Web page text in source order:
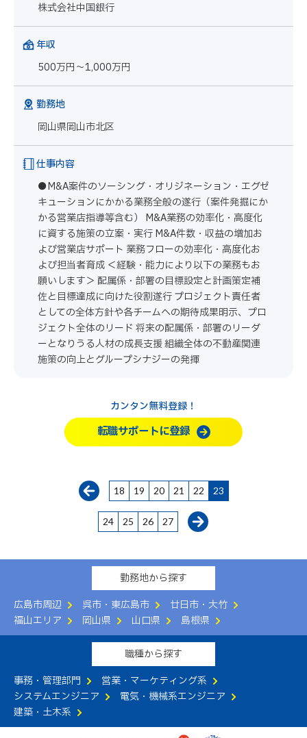
株式会社中国銀行
年収
500万円～1,000万円
勤務地
岡山県岡山市北区
仕事内容
●M&A案件のソーシング・オリジネーション・エグゼ
キューションにかかる業務全般の遂行（案件発掘にか
かる営業店指導等含む） M&A業務の効率化・高度化
に資する施策の立案・実行 M&A件数・収益の増加お
よび営業店サポート 業務フローの効率化・高度化お
よび担当者育成 ＜経験・能力により以下の業務もお
願いします＞ 配属係・部署の目標設定と計画策定補
佐と目標達成に向けた役割遂行 プロジェクト責任者
としての全体方針や各チームへの期待成果明示、プロ
ジェクト全体のリード 将来の配属係・部署のリーダ
ーとなりうる人材の成長支援 組織全体の不動産関連
施策の向上とグループシナジーの発揮
カンタン無料登録！
転職サポートに登録
18 19 20 21 22 23
24 25 26 27
勤務地から探す
広島市周辺
呉市・東広島市
廿日市・大竹
福山エリア
岡山県 山口県 島根県
職種から探す
事務・管理部門
営業・マーケティング系
システムエンジニア
電気・機械系エンジニア
建築・土木系